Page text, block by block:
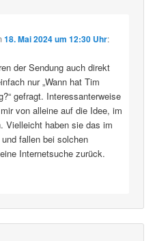
18. Mai 2024 um 12:30 Uhr:
der Sendung auch direkt
nur „Wann hat Tim
gefragt. Interessanterweise
von alleine auf die Idee, im
Vielleicht haben sie das im
fallen bei solchen
Internetsuche zurück.